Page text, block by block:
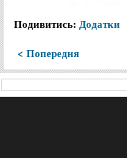
Подивитись: Додатки
< Попередня